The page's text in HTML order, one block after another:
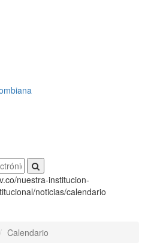
nuestra-institucion-
noticias/calendario
Calendario